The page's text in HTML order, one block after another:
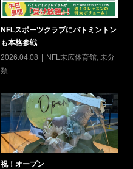
NFLスポーツクラブにバトミントン
も本格参戦
2026.04.08
NFL末広体育館, 未分
類
祝！オープン